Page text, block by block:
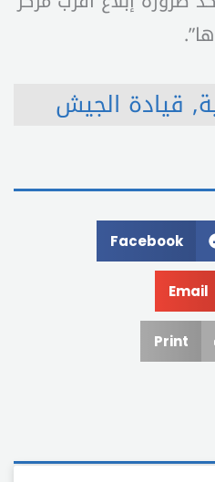
, قيادة الجيش
Facebook
Email
Print